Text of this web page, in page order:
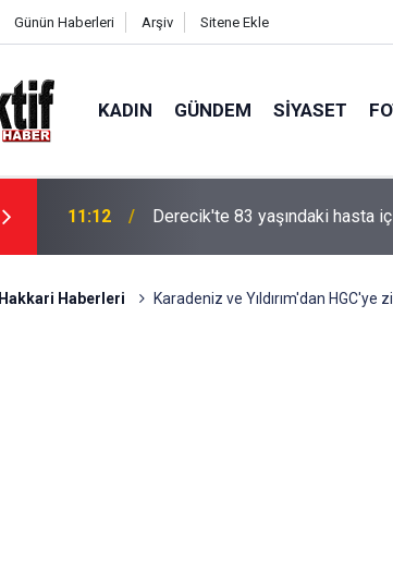
Günün Haberleri Arşiv Sitene Ekle
KADIN GÜNDEM SIYASET
11:01 'Çerçeve yasa' kanun teklifi
Hakkari Haberleri Karadeniz ve Yıldırım'dan HGC'ye